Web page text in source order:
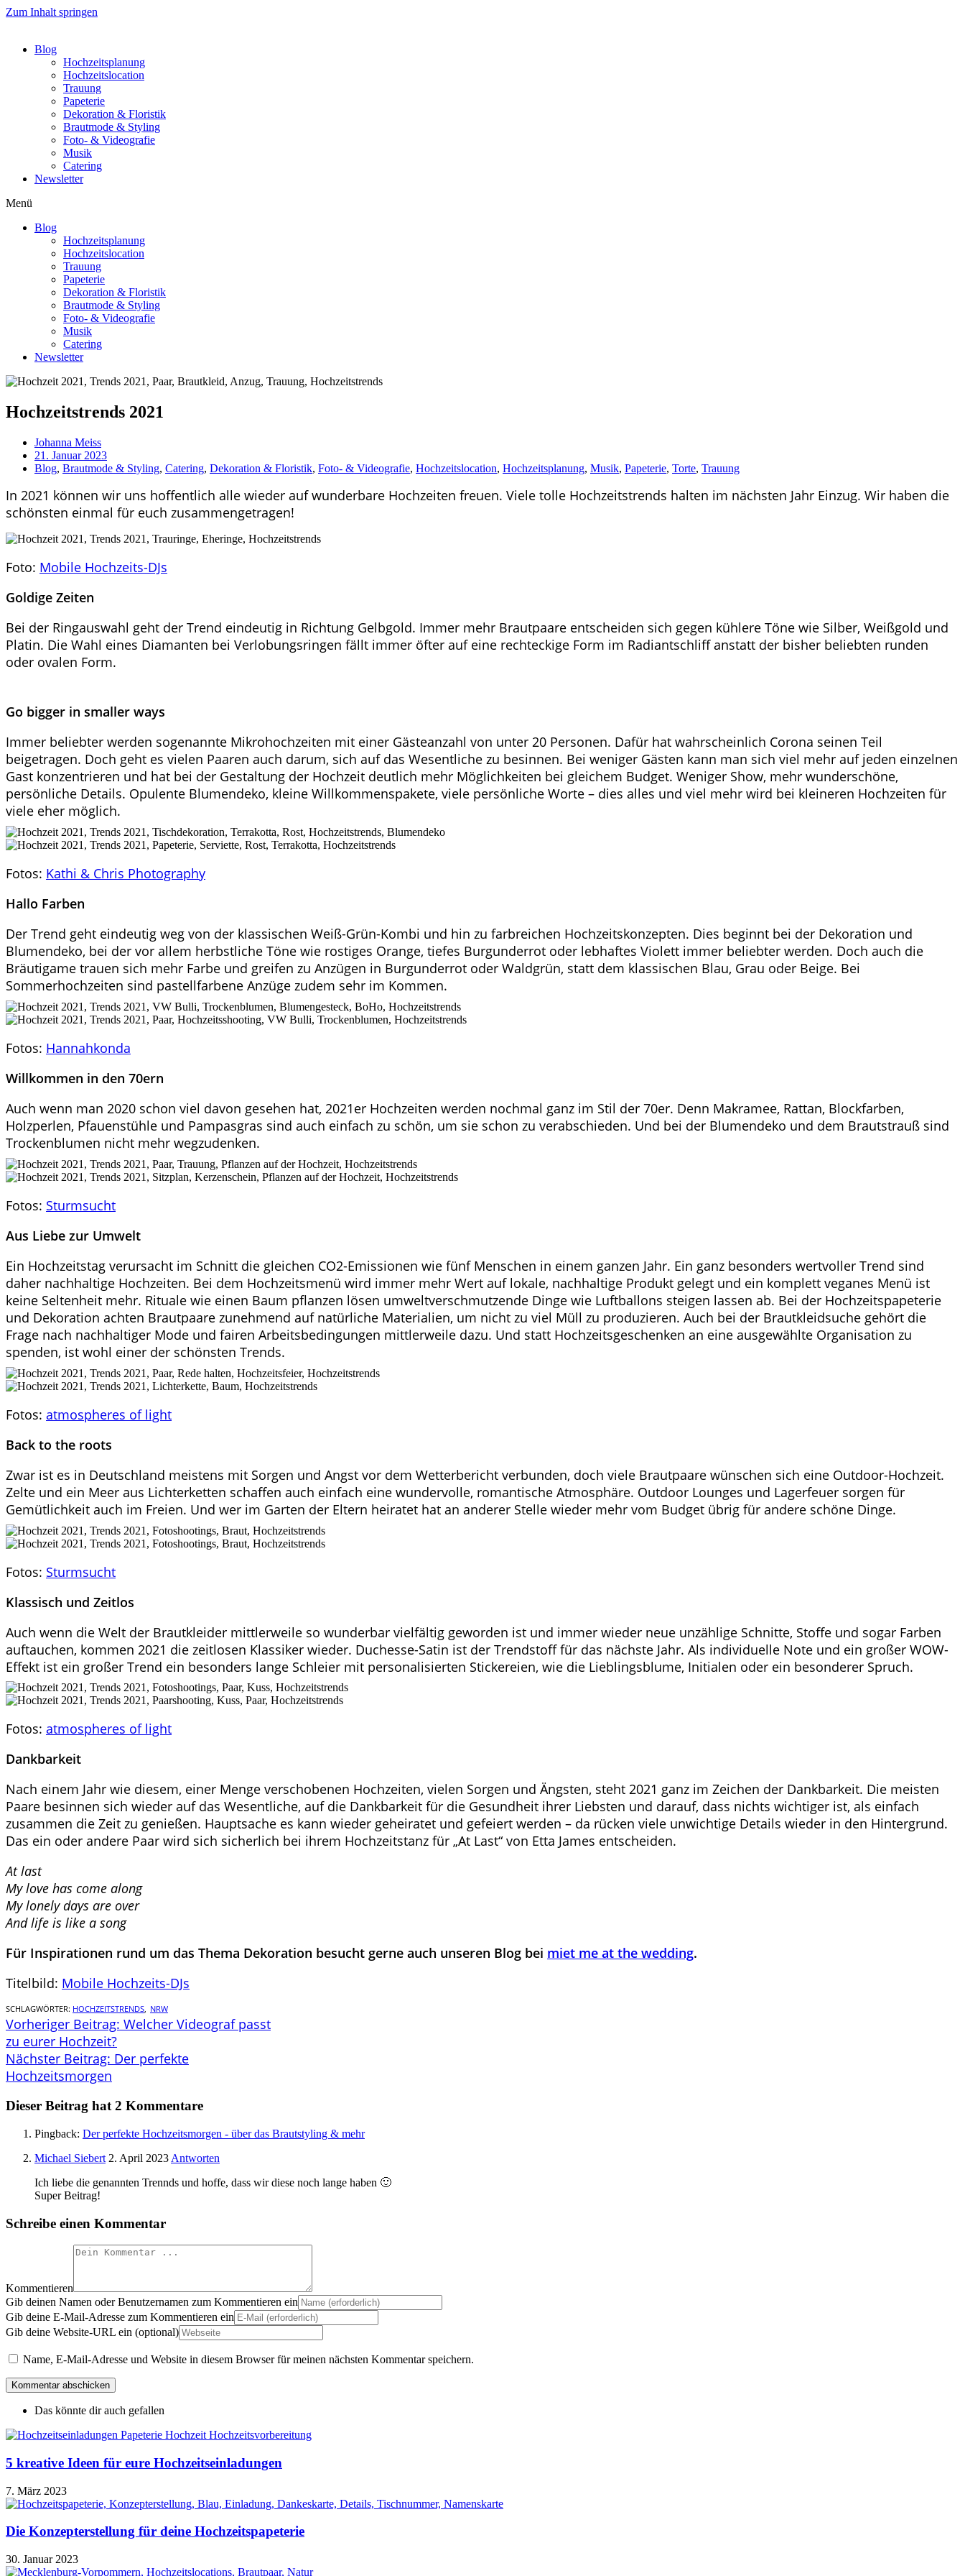
Zum Inhalt springen
Blog
Hochzeitsplanung
Hochzeitslocation
Trauung
Papeterie
Dekoration & Floristik
Brautmode & Styling
Foto- & Videografie
Musik
Catering
Newsletter
Menü
Blog
Hochzeitsplanung
Hochzeitslocation
Trauung
Papeterie
Dekoration & Floristik
Brautmode & Styling
Foto- & Videografie
Musik
Catering
Newsletter
Hochzeitstrends 2021
Johanna Meiss
21. Januar 2023
Blog, Brautmode & Styling, Catering, Dekoration & Floristik, Foto- & Videografie, Hochzeitslocation, Hochzeitsplanung, Musik, Papeterie, Torte, Trauung
In 2021 können wir uns hoffentlich alle wieder auf wunderbare Hochzeiten freuen. Viele tolle Hochzeitstrends halten im nächsten Jahr Einzug. Wir haben die
schönsten einmal für euch zusammengetragen!
Foto: Mobile Hochzeits-DJs
Goldige Zeiten
Bei der Ringauswahl geht der Trend eindeutig in Richtung Gelbgold. Immer mehr Brautpaare entscheiden sich gegen kühlere Töne wie Silber, Weißgold und
Platin. Die Wahl eines Diamanten bei Verlobungsringen fällt immer öfter auf eine rechteckige Form im Radiantschliff anstatt der bisher beliebten runden
oder ovalen Form.
Go bigger in smaller ways
Immer beliebter werden sogenannte Mikrohochzeiten mit einer Gästeanzahl von unter 20 Personen. Dafür hat wahrscheinlich Corona seinen Teil
beigetragen. Doch geht es vielen Paaren auch darum, sich auf das Wesentliche zu besinnen. Bei weniger Gästen kann man sich viel mehr auf jeden einzelnen
Gast konzentrieren und hat bei der Gestaltung der Hochzeit deutlich mehr Möglichkeiten bei gleichem Budget. Weniger Show, mehr wunderschöne,
persönliche Details. Opulente Blumendeko, kleine Willkommenspakete, viele persönliche Worte – dies alles und viel mehr wird bei kleineren Hochzeiten für
viele eher möglich.
Fotos: Kathi & Chris Photography
Hallo Farben
Der Trend geht eindeutig weg von der klassischen Weiß-Grün-Kombi und hin zu farbreichen Hochzeitskonzepten. Dies beginnt bei der Dekoration und
Blumendeko, bei der vor allem herbstliche Töne wie rostiges Orange, tiefes Burgunderrot oder lebhaftes Violett immer beliebter werden. Doch auch die
Bräutigame trauen sich mehr Farbe und greifen zu Anzügen in Burgunderrot oder Waldgrün, statt dem klassischen Blau, Grau oder Beige. Bei
Sommerhochzeiten sind pastellfarbene Anzüge zudem sehr im Kommen.
Fotos: Hannahkonda
Willkommen in den 70ern
Auch wenn man 2020 schon viel davon gesehen hat, 2021er Hochzeiten werden nochmal ganz im Stil der 70er. Denn Makramee, Rattan, Blockfarben,
Holzperlen, Pfauenstühle und Pampasgras sind auch einfach zu schön, um sie schon zu verabschieden. Und bei der Blumendeko und dem Brautstrauß sind
Trockenblumen nicht mehr wegzudenken.
Fotos: Sturmsucht
Aus Liebe zur Umwelt
Ein Hochzeitstag verursacht im Schnitt die gleichen CO2-Emissionen wie fünf Menschen in einem ganzen Jahr. Ein ganz besonders wertvoller Trend sind
daher nachhaltige Hochzeiten. Bei dem Hochzeitsmenü wird immer mehr Wert auf lokale, nachhaltige Produkt gelegt und ein komplett veganes Menü ist
keine Seltenheit mehr. Rituale wie einen Baum pflanzen lösen umweltverschmutzende Dinge wie Luftballons steigen lassen ab. Bei der Hochzeitspapeterie
und Dekoration achten Brautpaare zunehmend auf natürliche Materialien, um nicht zu viel Müll zu produzieren. Auch bei der Brautkleidsuche gehört die
Frage nach nachhaltiger Mode und fairen Arbeitsbedingungen mittlerweile dazu. Und statt Hochzeitsgeschenken an eine ausgewählte Organisation zu
spenden, ist wohl einer der schönsten Trends.
Fotos: atmospheres of light
Back to the roots
Zwar ist es in Deutschland meistens mit Sorgen und Angst vor dem Wetterbericht verbunden, doch viele Brautpaare wünschen sich eine Outdoor-Hochzeit.
Zelte und ein Meer aus Lichterketten schaffen auch einfach eine wundervolle, romantische Atmosphäre. Outdoor Lounges und Lagerfeuer sorgen für
Gemütlichkeit auch im Freien. Und wer im Garten der Eltern heiratet hat an anderer Stelle wieder mehr vom Budget übrig für andere schöne Dinge.
Fotos: Sturmsucht
Klassisch und Zeitlos
Auch wenn die Welt der Brautkleider mittlerweile so wunderbar vielfältig geworden ist und immer wieder neue unzählige Schnitte, Stoffe und sogar Farben
auftauchen, kommen 2021 die zeitlosen Klassiker wieder. Duchesse-Satin ist der Trendstoff für das nächste Jahr. Als individuelle Note und ein großer WOW-
Effekt ist ein großer Trend ein besonders lange Schleier mit personalisierten Stickereien, wie die Lieblingsblume, Initialen oder ein besonderer Spruch.
Fotos: atmospheres of light
Dankbarkeit
Nach einem Jahr wie diesem, einer Menge verschobenen Hochzeiten, vielen Sorgen und Ängsten, steht 2021 ganz im Zeichen der Dankbarkeit. Die meisten
Paare besinnen sich wieder auf das Wesentliche, auf die Dankbarkeit für die Gesundheit ihrer Liebsten und darauf, dass nichts wichtiger ist, als einfach
zusammen die Zeit zu genießen. Hauptsache es kann wieder geheiratet und gefeiert werden – da rücken viele unwichtige Details wieder in den Hintergrund.
Das ein oder andere Paar wird sich sicherlich bei ihrem Hochzeitstanz für „At Last“ von Etta James entscheiden.
At last
My love has come along
My lonely days are over
And life is like a song
Für Inspirationen rund um das Thema Dekoration besucht gerne auch unseren Blog bei miet me at the wedding.
Titelbild: Mobile Hochzeits-DJs
SCHLAGWÖRTER: HOCHZEITSTRENDS, NRW
Vorheriger Beitrag: Welcher Videograf passt
zu eurer Hochzeit?
Nächster Beitrag: Der perfekte
Hochzeitsmorgen
Dieser Beitrag hat 2 Kommentare
Pingback: Der perfekte Hochzeitsmorgen - über das Brautstyling & mehr
Michael Siebert 2. April 2023 Antworten
Ich liebe die genannten Trennds und hoffe, dass wir diese noch lange haben 🙂
Super Beitrag!
Schreibe einen Kommentar
Kommentieren
Gib deinen Namen oder Benutzernamen zum Kommentieren ein
Gib deine E-Mail-Adresse zum Kommentieren ein
Gib deine Website-URL ein (optional)
Name, E-Mail-Adresse und Website in diesem Browser für meinen nächsten Kommentar speichern.
Das könnte dir auch gefallen
5 kreative Ideen für eure Hochzeitseinladungen
7. März 2023
Die Konzepterstellung für deine Hochzeitspapeterie
30. Januar 2023